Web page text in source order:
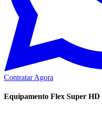
Contratar Agora
Equipamento Flex Super HD